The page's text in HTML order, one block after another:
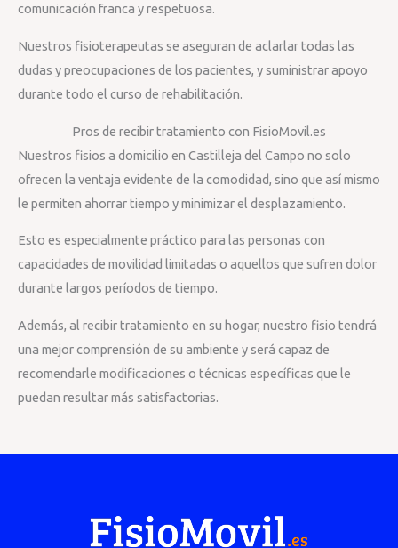
comunicación franca y respetuosa.
Nuestros fisioterapeutas se aseguran de aclarlar todas las
dudas y preocupaciones de los pacientes, y suministrar apoyo
durante todo el curso de rehabilitación.
Pros de recibir tratamiento con FisioMovil.es
Nuestros fisios a domicilio en Castilleja del Campo no solo
ofrecen la ventaja evidente de la comodidad, sino que así mismo
le permiten ahorrar tiempo y minimizar el desplazamiento.
Esto es especialmente práctico para las personas con
capacidades de movilidad limitadas o aquellos que sufren dolor
durante largos períodos de tiempo.
Además, al recibir tratamiento en su hogar, nuestro fisio tendrá
una mejor comprensión de su ambiente y será capaz de
recomendarle modificaciones o técnicas específicas que le
puedan resultar más satisfactorias.